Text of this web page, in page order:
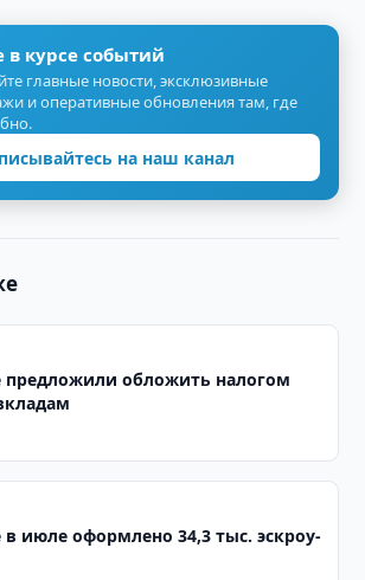
в курсе событий
главные новости, эксклюзивные
и оперативные обновления там, где
на наш канал
предложили обложить налогом
в июле оформлено 34,3 тыс. эскроу-